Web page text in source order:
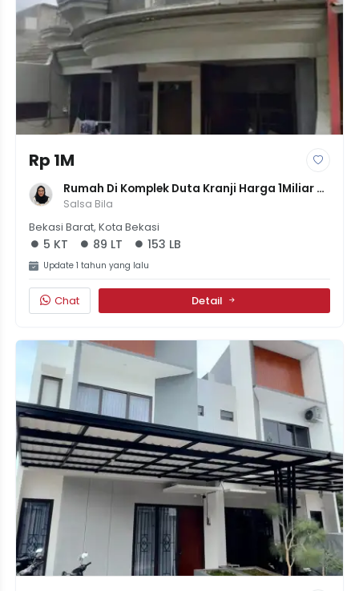
Rp 1M
Rumah Di Komplek Duta Kranji Harga 1Miliar
5Kamar Luas 153meter
Salsa Bila
Bekasi Barat, Kota Bekasi
5 KT 89 LT 153 LB
Update 1 tahun yang lalu
Chat Detail